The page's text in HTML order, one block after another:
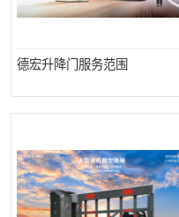
德宏升降门服务范围